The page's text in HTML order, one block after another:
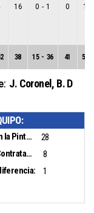
16 0 - 1 0 1
38 15 - 36 41 5
J. Coronel, B. D
Puntos en la Pintura:
28
Puntos Contrataque:
8
1